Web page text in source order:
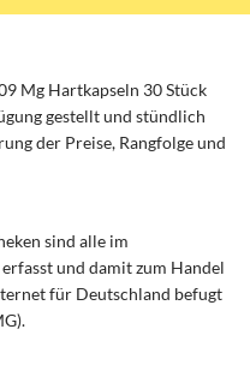
Mg Hartkapseln 30 Stück
gestellt und stündlich
der Preise, Rangfolge und
sind alle im
und damit zum Handel
für Deutschland befugt